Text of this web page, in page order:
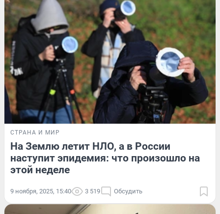
СТРАНА И МИР
На Землю летит НЛО, а в России
наступит эпидемия: что произошло на
этой неделе
9 ноября, 2025, 15:40 3 519 Обсудить